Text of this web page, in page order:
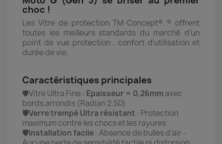
choc !
Les Vitre de protection TM-Concept® ® offrent
toutes les meilleurs standards du marché d’un
point de vue protection , confort d’utilisation et
durée de vie.
Caractéristiques principales
🛡️Vitre Ultra Fine : Epaisseur = 0,26mm avec
bords arrondis (Radian 2,5D)
🛡️Verre trempé Ultra résistant : Protection
maximum contre les chocs et les rayures
🛡️Installation facile : Absence de bulles d’air -